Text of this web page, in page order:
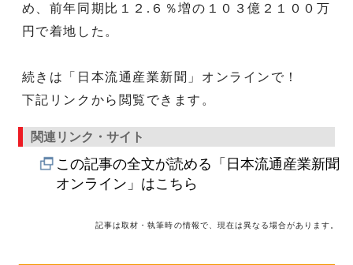
め、前年同期比１２.６％増の１０３億２１００万
円で着地した。
続きは「日本流通産業新聞」オンラインで！
下記リンクから閲覧できます。
関連リンク・サイト
この記事の全文が読める「日本流通産業新聞
オンライン」はこちら
記事は取材・執筆時の情報で、現在は異なる場合があります。